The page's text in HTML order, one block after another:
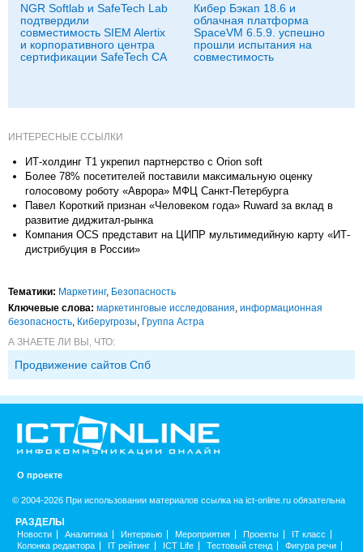
NGR Softlab и SafeTech Lab
подтвердили
совместимость SIEM Alertix
и корпоративного центра
сертификации SafeTech CA
Кибер Бэкап 18.6 и
облачная платформа
SpaceVM 6.5.9. успешно
прошли испытания на
совместимость
ИНТЕРЕСНЫЕ ССЫЛКИ
ИТ-холдинг Т1 укрепил партнерство с Orion soft
Более 78% посетителей поставили максимальную оценку
голосовому роботу «Аврора» МФЦ Санкт-Петербурга
Павел Короткий признан «Человеком года» Ruward за вклад в
развитие диджитал-рынка
Компания OCS представит на ЦИПР мультимедийную карту «ИТ-
дистрибуция в России»
Тематики: Маркетинг, Безопасность
Ключевые слова: маркетинговые исследования информационная
безопасность Киберугрозы Группа Астра
А ЗНАЕТЕ ЛИ ВЫ, ЧТО:
Продвижение сайтов Спб
О проекте
© 2004-2026 При использовании материалов ссылка на ict-online.ru обязательна
РАЗДЕЛЫ
Новости Аналитика Интервью Мероприятия Проекты
IT класс
Колонка редактора
IT рейтинг ICT Life Тестовый стенд
Фигура речи